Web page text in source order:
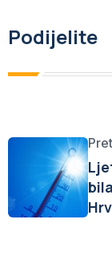
Podijelite